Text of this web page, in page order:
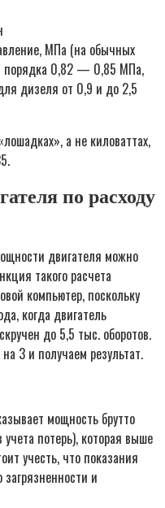
МПа (на обычных
порядка 0,82 — 0,85 МПа,
дизеля от 0,9 и до 2,5
а не киловаттах,
по расходу
двигателя можно
такого расчета
компьютер, поскольку
когда двигатель
до 5,5 тыс. оборотов.
3 и получаем результат.
мощность брутто
потерь), которая выше
учесть, что показания
и